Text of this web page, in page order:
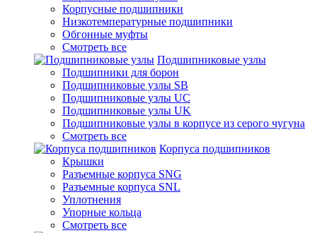
Корпусные подшипники
Низкотемпературные подшипники
Обгонные муфты
Смотреть все
Подшипниковые узлы
Подшипники для борон
Подшипниковые узлы SB
Подшипниковые узлы UC
Подшипниковые узлы UK
Подшипниковые узлы в корпусе из серого чугуна
Смотреть все
Корпуса подшипников
Крышки
Разъемные корпуса SNG
Разъемные корпуса SNL
Уплотнения
Упорные кольца
Смотреть все